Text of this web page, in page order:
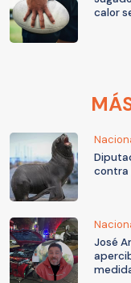
calor
contra
José